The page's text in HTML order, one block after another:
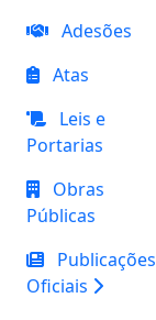
Adesões
Atas
Leis e
Portarias
Obras
Públicas
Publicações
Oficiais